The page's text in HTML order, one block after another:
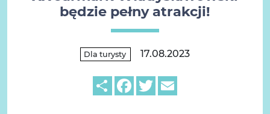
będzie pełny atrakcji!
Dla turysty 17.08.2023
ShareFacebook
Twitter